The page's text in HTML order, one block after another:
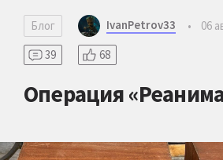
Блог IvanPetrov33 •
06
39
68
Операция